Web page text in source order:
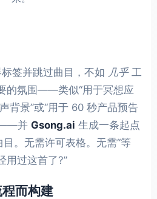
签并跳过曲目，不如 几乎工
的氛围——类似“用于冥想应
背景”或“用于 60 秒产品预告
并 Gsong.ai 生成一条起点
。无需许可表格。无需“等
用过这首了?”
而构建